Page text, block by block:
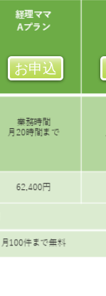
お申込